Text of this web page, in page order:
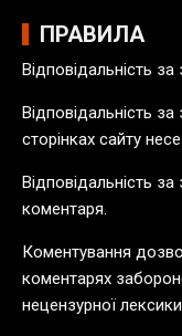
і
п
у
б
і
к
ПРАВИЛА
Відповідальність
Відповідальність за
сторінках сайту
Відповідальність
коментаря.
Коментування
коментарях
нецензурної